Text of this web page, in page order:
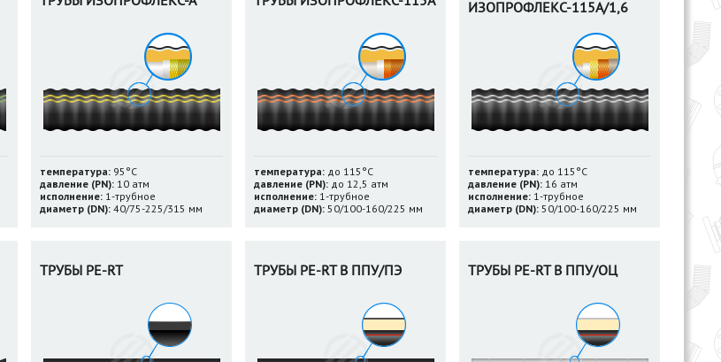
температура: 95°С
давление (PN): 10 атм
исполнение: 1-трубное
диаметр (DN): 40/75-225/315 мм
температура: до 115°С
давление (PN): до 12,5 атм
исполнение: 1-трубное
диаметр (DN): 50/100-160/225 мм
ИЗОПРОФЛЕКС-115А/1,6
температура: до 115°С
давление (PN): 16 атм
исполнение: 1-трубное
диаметр (DN): 50/100-160/225 мм
ТРУБЫ PE-RT ТРУБЫ PE-RT В ППУ/ПЭ ТРУБЫ PE-RT В ППУ/ОЦ